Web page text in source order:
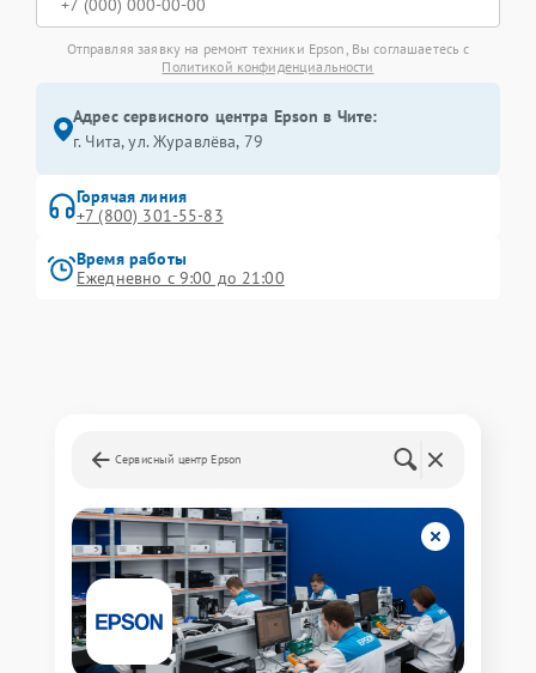
Отправляя заявку на ремонт техники Epson, Вы соглашаетесь с
Политикой конфиденциальности
Адрес сервисного центра Epson в Чите:
г. Чита, ул. Журавлёва, 79
Горячая линия
+7 (800) 301-55-83
Время работы
Ежедневно с 9:00 до 21:00
Сервисный центр Epson